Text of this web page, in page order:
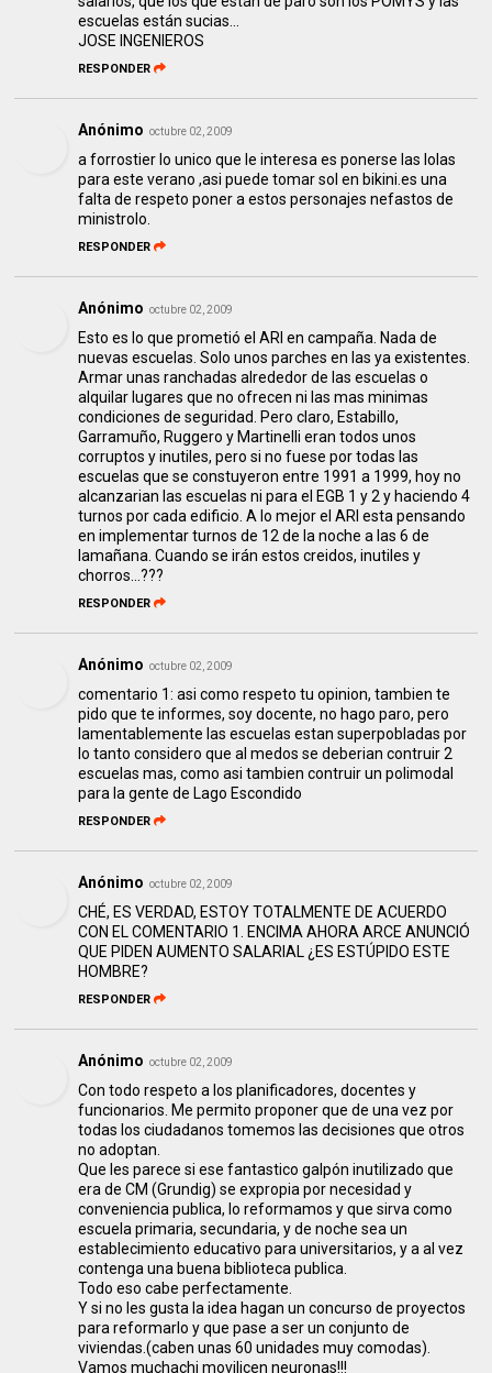
escuelas están sucias...
JOSE INGENIEROS
RESPONDER
Anónimo octubre 02, 2009
a forrostier lo unico que le interesa es ponerse las lolas
para este verano ,asi puede tomar sol en bikini.es una
falta de respeto poner a estos personajes nefastos de
ministrolo.
RESPONDER
Anónimo octubre 02, 2009
Esto es lo que prometió el ARI en campaña. Nada de
nuevas escuelas. Solo unos parches en las ya existentes.
Armar unas ranchadas alrededor de las escuelas o
alquilar lugares que no ofrecen ni las mas minimas
condiciones de seguridad. Pero claro, Estabillo,
Garramuño, Ruggero y Martinelli eran todos unos
corruptos y inutiles, pero si no fuese por todas las
escuelas que se constuyeron entre 1991 a 1999, hoy no
alcanzarian las escuelas ni para el EGB 1 y 2 y haciendo 4
turnos por cada edificio. A lo mejor el ARI esta pensando
en implementar turnos de 12 de la noche a las 6 de
lamañana. Cuando se irán estos creidos, inutiles y
chorros...???
RESPONDER
Anónimo octubre 02, 2009
comentario 1: asi como respeto tu opinion, tambien te
pido que te informes, soy docente, no hago paro, pero
lamentablemente las escuelas estan superpobladas por
lo tanto considero que al medos se deberian contruir 2
escuelas mas, como asi tambien contruir un polimodal
para la gente de Lago Escondido
RESPONDER
Anónimo octubre 02, 2009
CHÉ, ES VERDAD, ESTOY TOTALMENTE DE ACUERDO
CON EL COMENTARIO 1. ENCIMA AHORA ARCE ANUNCIÓ
QUE PIDEN AUMENTO SALARIAL ¿ES ESTÚPIDO ESTE
HOMBRE?
RESPONDER
Anónimo octubre 02, 2009
Con todo respeto a los planificadores, docentes y
funcionarios. Me permito proponer que de una vez por
todas los ciudadanos tomemos las decisiones que otros
no adoptan.
Que les parece si ese fantastico galpón inutilizado que
era de CM (Grundig) se expropia por necesidad y
conveniencia publica, lo reformamos y que sirva como
escuela primaria, secundaria, y de noche sea un
establecimiento educativo para universitarios, y a al vez
contenga una buena biblioteca publica.
Todo eso cabe perfectamente.
Y si no les gusta la idea hagan un concurso de proyectos
para reformarlo y que pase a ser un conjunto de
viviendas.(caben unas 60 unidades muy comodas).
Vamos muchachi movilicen neuronas!!!